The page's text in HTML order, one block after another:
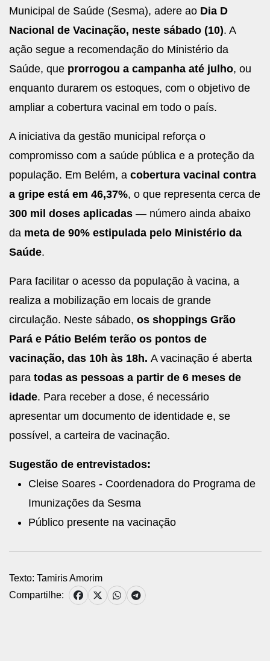
Municipal de Saúde (Sesma), adere ao Dia D
Nacional de Vacinação, neste sábado (10). A
ação segue a recomendação do Ministério da
Saúde, que prorrogou a campanha até julho, ou
enquanto durarem os estoques, com o objetivo de
ampliar a cobertura vacinal em todo o país.
A iniciativa da gestão municipal reforça o
compromisso com a saúde pública e a proteção da
população. Em Belém, a cobertura vacinal contra
a gripe está em 46,37%, o que representa cerca de
300 mil doses aplicadas — número ainda abaixo
da meta de 90% estipulada pelo Ministério da
Saúde.
Para facilitar o acesso da população à vacina, a
realiza a mobilização em locais de grande
circulação. Neste sábado, os shoppings Grão
Pará e Pátio Belém terão os pontos de
vacinação, das 10h às 18h. A vacinação é aberta
para todas as pessoas a partir de 6 meses de
idade. Para receber a dose, é necessário
apresentar um documento de identidade e, se
possível, a carteira de vacinação.
Sugestão de entrevistados:
Cleise Soares - Coordenadora do Programa de
Imunizações da Sesma
Público presente na vacinação
Texto: Tamiris Amorim
Compartilhe: